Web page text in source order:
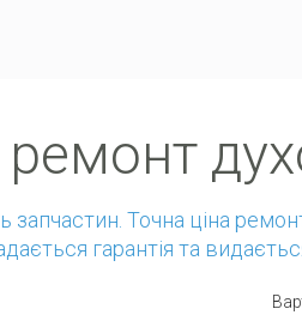
ремонт
запчастин. Точна ціна
гарантія та